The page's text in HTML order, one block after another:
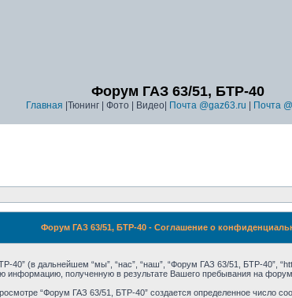
Форум ГАЗ 63/51, БТР-40
Главная |Тюнинг | Фото | Видео| Почта @gaz63.ru Почта
Форум ГАЗ 63/51, БТР-40 - Соглашение о
(в дальнейшем “мы”, “нас”, “наш”, “Форум ГАЗ 63/51, БТР-40”,
информацию, полученную в результате Вашего пребывания на
“Форум ГАЗ 63/51, БТР-40” создается определенное число